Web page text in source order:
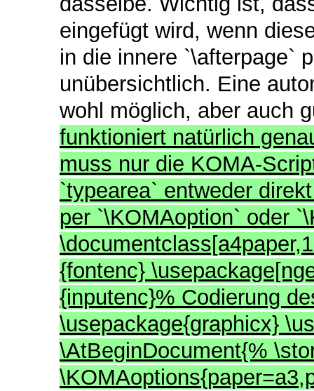
eingefügt wird, wenn
in die innere `\afterpage`
unübersichtlich. Eine
wohl möglich, aber auch
funktioniert natürlich
muss nur die KOMA-
`typearea` entweder
per `\KOMAoption` oder
{fontenc}
{inputenc}% Codierung
\usepackage{graphicx}
\AtBeginDocument{%